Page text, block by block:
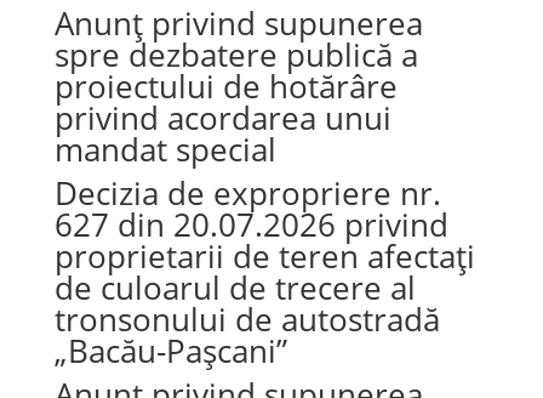
Anunț privind supunerea
spre dezbatere publică a
proiectului de hotărâre
privind acordarea unui
mandat special
Decizia de expropriere nr.
627 din 20.07.2026 privind
proprietarii de teren afectați
de culoarul de trecere al
tronsonului de autostradă
„Bacău-Paşcani”